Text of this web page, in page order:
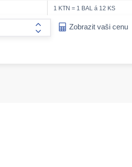
1 KTN = 1 BAL á 12 KS
form.increase-amount
Zobrazit vaši cenu